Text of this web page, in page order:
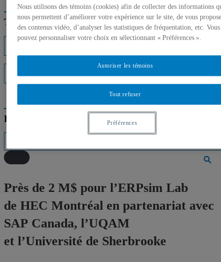
Trouver un expert
Interventions médiatiques
Répertoire des professeurs
Près de 2 M$ pour l’ERPsim Lab
de HEC Montréal en partenariat avec
SAP Canada, l’UQAM
et l’Université de Sherbrooke
Nous utilisons des témoins (cookies) afin de collecter des informations
nous permettent d’améliorer votre expérience sur le site, de vous
des contenus vidéo, d’analyser les statistiques de fréquentation, etc. Vous
pouvez personnaliser votre choix en sélectionnant « Préférences ».
Tout refuser
Autoriser les témoins
Préférences